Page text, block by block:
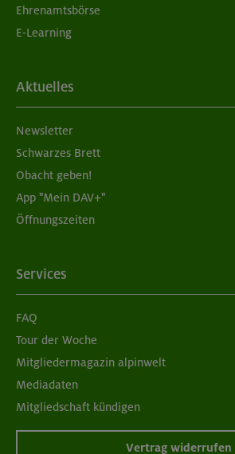
München
05./06.09.26
Grundkurs Klettern indoor für Frauen
München
07./14./21.09.26
Ehrenamtsbörse
E-Learning
Aktuelles
Newsletter
Schwarzes Brett
Obacht geben!
App "Mein DAV+"
Öffnungszeiten
Services
FAQ
Tour der Woche
Mitgliedermagazin alpinwelt
Mediadaten
Mitgliedschaft kündigen
Vertrag widerrufen